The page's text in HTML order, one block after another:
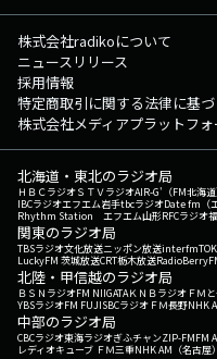
株式会社radikoについて
ニュースリリース
採用情報
特定商取引に関する法律に基
株式会社メディアプラットフ
北海道・東北のラジオ局
ＨＢＣラジオＳＴＶラジオAIR-G'（FM北海道
IBCラジオエフエム岩手tbcラジオDate fm（
Rhythm Station エフエム山形RFCラジオ
関東のラジオ局
TBSラジオ文化放送ニッポン放送interfm
LuckyFM 茨城放送CRT栃木放送RadioBerry
北陸・甲信越のラジオ局
ＢＳＮラジオFM NIIGATAＫＮＢラジオ ＦＭ
YBSラジオFM FUJISBCラジオ ＦＭ長野NHK
中部のラジオ局
CBCラジオ東海ラジオぎふチャンZIP-FMFM
レディオキューブ ＦＭ三重NHK AM（名古屋）